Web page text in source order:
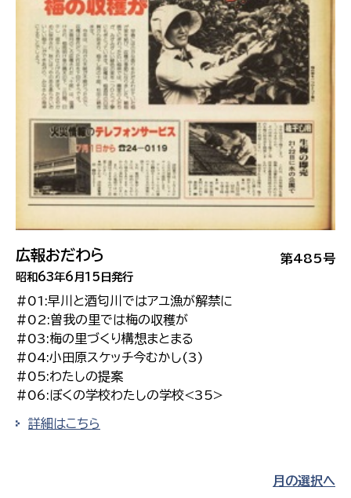
第485号
広報おだわら
昭和63年6月15日発行
#01:早川と酒匂川ではアユ漁が解禁に
#02:曽我の里では梅の収穫が
#03:梅の里づくり構想まとまる
#04:小田原スケッチ今むかし(3)
#05:わたしの提案
#06:ぼくの学校わたしの学校<35>
詳細はこちら
月の選択へ